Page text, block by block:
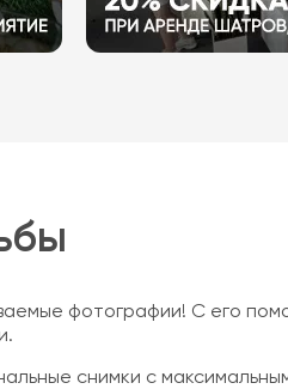
фотографии! С его
снимки с